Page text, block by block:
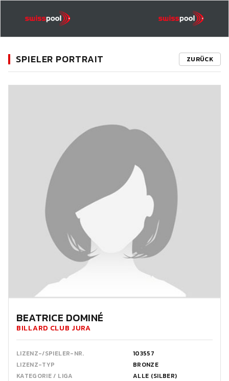
SPIELER PORTRAIT ZURÜCK
BEATRICE DOMINÉ
BILLARD CLUB JURA
LIZENZ-/SPIELER-NR.
103557
LIZENZ-TYP
BRONZE
KATEGORIE / LIGA
ALLE (SILBER)